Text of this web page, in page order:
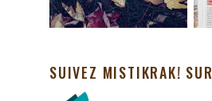
SUIVEZ MISTIKRAK! SUR